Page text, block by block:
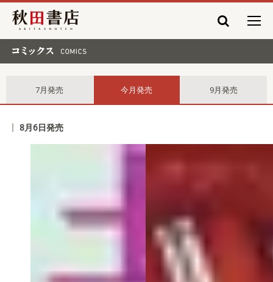
秋田書店
7月発売 今月発売 9月発売
8月6日発売